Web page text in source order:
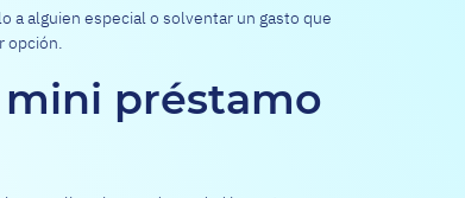
a alguien especial o solventar un gasto que
opción.
mini préstamo